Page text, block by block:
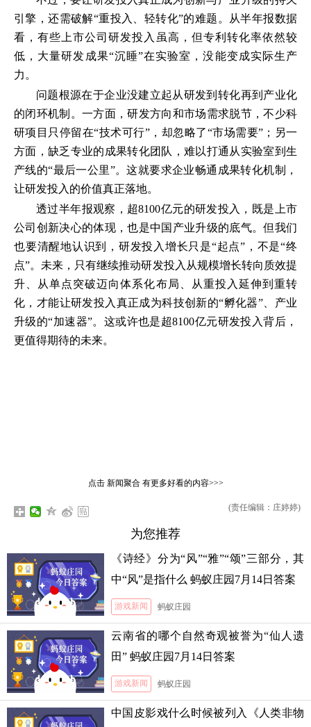
引擎，还需破解“重投入、轻转化”的难题。从半年报数据
看，有些上市公司研发投入虽高，但专利转化率依然较
低，大量研发成果“沉睡”在实验室，没能变成实际生产
力。
问题根源在于企业没建立起从研发到转化再到产业化
的闭环机制。一方面，研发方向和市场需求脱节，不少科
研项目只停留在“技术可行”，却忽略了“市场需要”；另一
方面，缺乏专业的成果转化团队，难以打通从实验室到生
产线的“最后一公里”。这就要求企业畅通成果转化机制，
让研发投入的价值真正落地。
透过半年报观察，超8100亿元的研发投入，既是上市
公司创新决心的体现，也是中国产业升级的底气。但我们
也要清醒地认识到，研发投入增长只是“起点”，不是“终
点”。未来，只有继续推动研发投入从规模增长转向质效提
升、从单点突破迈向体系化布局、从重投入延伸到重转
化，才能让研发投入真正成为科技创新的“孵化器”、产业
升级的“加速器”。这或许也是超8100亿元研发投入背后，
更值得期待的未来。
点击 新闻聚合有更多好看的内容>>>
(责任编辑：庄婷婷)
为您推荐
《诗经》分为“风”“雅”“颂”三部分，其
中“风”是指什么 蚂蚁庄园7月14日答案
游戏新闻 蚂蚁庄园
云南省的哪个自然奇观被誉为“仙人遗
田” 蚂蚁庄园7月14日答案
游戏新闻 蚂蚁庄园
中国皮影戏什么时候被列入《人类非物